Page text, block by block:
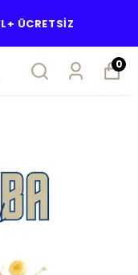
ÜCRETSİZ
0